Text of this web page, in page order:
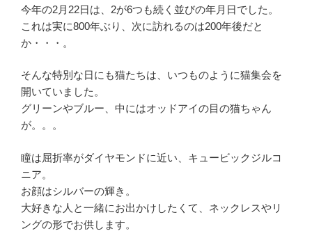
今年の2月22日は、2が6つも続く並びの年月日でした。
これは実に800年ぶり、次に訪れるのは200年後だと
か・・・。
そんな特別な日にも猫たちは、いつものように猫集会を
開いていました。
グリーンやブルー、中にはオッドアイの目の猫ちゃん
が。。。
瞳は屈折率がダイヤモンドに近い、キュービックジルコ
ニア。
お顔はシルバーの輝き。
大好きな人と一緒にお出かけしたくて、ネックレスやリ
ングの形でお供します。